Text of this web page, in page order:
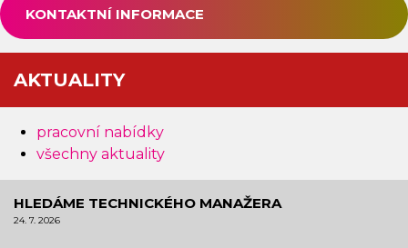
KONTAKTNÍ INFORMACE
AKTUALITY
pracovní nabídky
všechny aktuality
HLEDÁME TECHNICKÉHO MANAŽERA
24. 7. 2026